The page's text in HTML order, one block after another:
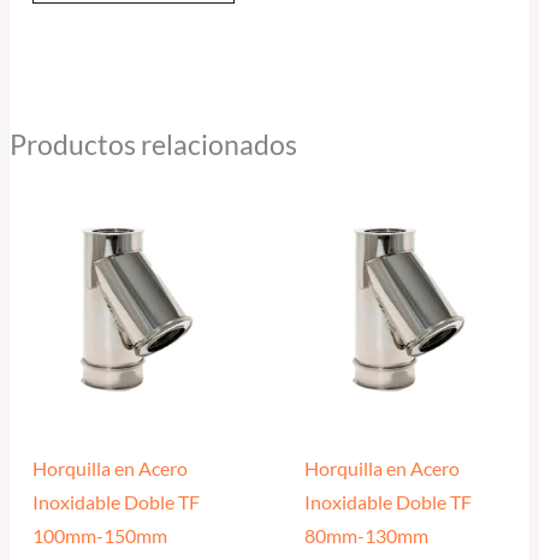
Productos relacionados
Horquilla en Acero
Inoxidable Doble TF
100mm-150mm
Horquilla en Acero
Inoxidable Doble TF
80mm-130mm